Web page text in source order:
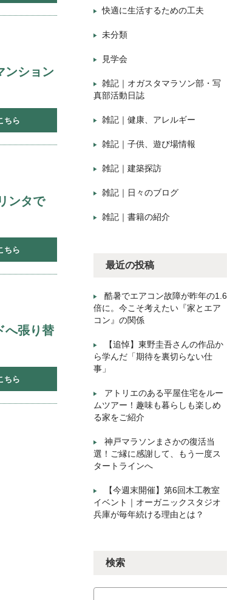
ンション
ちら
ンタで
ちら
へ張り替
ちら
快適に生活するための工夫
未分類
見学会
雑記｜オガスタマラソン部・写
真部活動日誌
雑記｜健康、アレルギー
雑記｜子供、遊び場情報
雑記｜建築探訪
雑記｜日々のブログ
雑記｜書籍の紹介
最近の投稿
酷暑でエアコン故障が昨年の1.6
倍に。今こそ考えたい『家とエア
コン』の関係
【追悼】東野圭吾さんの作品か
ら学んだ「期待を裏切らない仕
事」
アトリエのある平屋住宅をルー
ムツアー！趣味も暮らしも楽しめ
る家をご紹介
神戸マラソンまさかの復活当
選！ご縁に感謝して、もう一度ス
タートラインへ
【今週末開催】第6回木工教室
イベント｜オーガニックスタジオ
兵庫が毎年続ける理由とは？
検索
検索